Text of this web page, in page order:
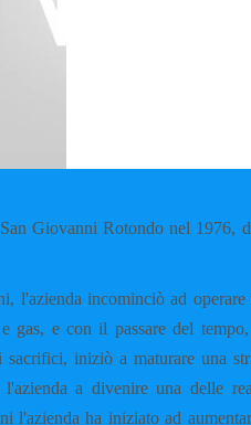
Giovanni Rotondo nel 1976,
l'azienda incominciò ad
gas, e con il passare del
iniziò a maturare una
l'azienda a divenire una delle
l'azienda ha iniziato ad